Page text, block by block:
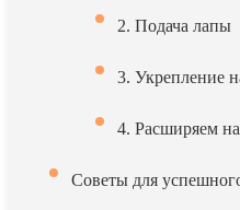
2. Подача лапы
3. Укрепление
4. Расширяем
Советы для